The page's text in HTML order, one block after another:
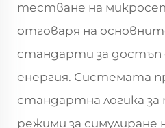
тестване на
отговаря на
стандарти за достъп
енергия. Системата
стандартна логика
режими за